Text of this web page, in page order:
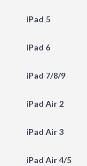
iPad 5
iPad 6
iPad 7/8/9
iPad Air 2
iPad Air 3
iPad Air 4/5